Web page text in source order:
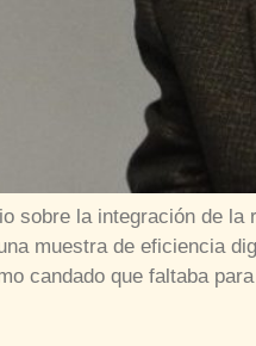
sobre la integración de
muestra de eficiencia
candado que faltaba